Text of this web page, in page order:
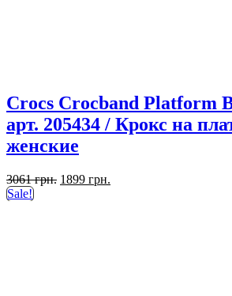
Crocs Crocband Platform
арт. 205434 / Крокс на
женские
3061грн. Первоначальная
1899 грн.
Sale!